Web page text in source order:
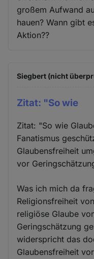
großem Aufwand
hauen? Wann gibt
Aktion??
Siegbert (nicht
Zitat: "So wie
Zitat: "So wie
Fanatismus
Glaubensfreiheit
vor
Was ich mich da
Religionsfreiheit
religiöse Glaube
Geringschätzung
widerspricht das
Glaubensfreiheit